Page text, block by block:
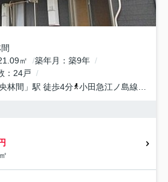
㎡ 築年月
築9年
24戸
林間 」駅 徒歩4分 小田急江ノ島線「